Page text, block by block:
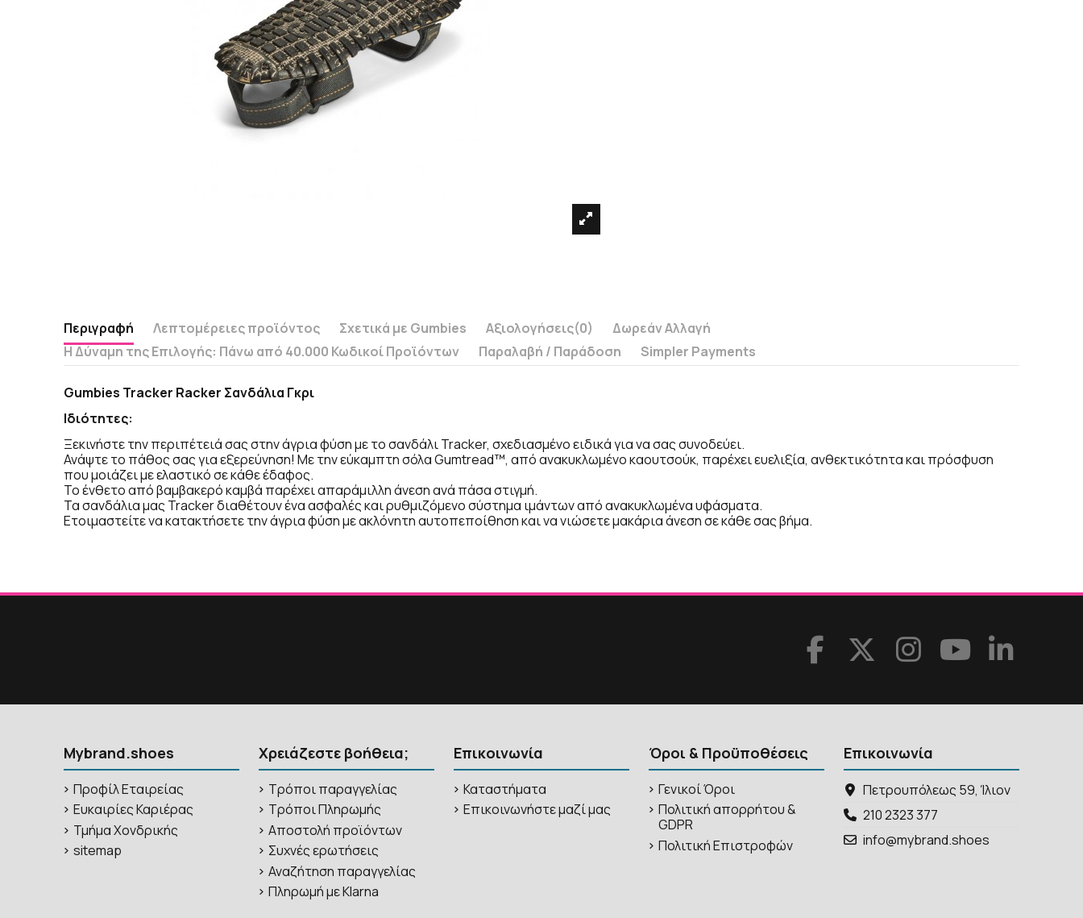
Περιγραφή Λεπτομέρειες προϊόντος Σχετικά με Gumbies Αξιολογήσεις(0)
Δωρεάν Αλλαγή
Η Δύναμη της Επιλογής: Πάνω από 40.000 Κωδικοί Προϊόντων
Παραλαβή / Παράδoση Simpler Payments
Gumbies Tracker Racker Σανδάλια Γκρι
Ιδιότητες:
Ξεκινήστε την περιπέτειά σας στην άγρια φύση με το σανδάλι Tracker, σχεδιασμένο ειδικά για να σας συνοδεύει.
Ανάψτε το πάθος σας για εξερεύνηση! Με την εύκαμπτη σόλα Gumtread™, από ανακυκλωμένο καουτσούκ, παρέχει ευελιξία, ανθεκτικότητα και πρόσφυση
που μοιάζει με ελαστικό σε κάθε έδαφος.
Το ένθετο από βαμβακερό καμβά παρέχει απαράμιλλη άνεση ανά πάσα στιγμή.
Τα σανδάλια μας Tracker διαθέτουν ένα ασφαλές και ρυθμιζόμενο σύστημα ιμάντων από ανακυκλωμένα υφάσματα.
Ετοιμαστείτε να κατακτήσετε την άγρια φύση με ακλόνητη αυτοπεποίθηση και να νιώσετε μακάρια άνεση σε κάθε σας βήμα.
Mybrand.shoes
Προφίλ Εταιρείας
Ευκαιρίες Καριέρας
Τμήμα Χονδρικής
sitemap
Χρειάζεστε βοήθεια;
Τρόποι παραγγελίας
Τρόποι Πληρωμής
Αποστολή προϊόντων
Συχνές ερωτήσεις
Αναζήτηση παραγγελίας
Πληρωμή με Klarna
Επικοινωνία
Καταστήματα
Επικοινωνήστε μαζί μας
Όροι & Προϋποθέσεις
Γενικοί Όροι
Πολιτική απορρήτου &
GDPR
Πολιτική Επιστροφών
Επικοινωνία
Πετρουπόλεως 59, Ίλιον
210 2323 377
info@mybrand.shoes